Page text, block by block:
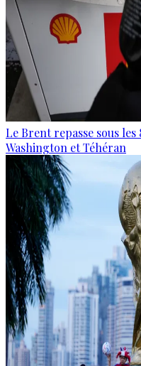
Le Brent repasse sous
Washington et Téhéran